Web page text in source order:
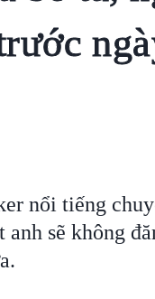
nổi tiếng
sẽ không